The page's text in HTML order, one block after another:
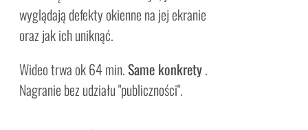
wyglądają defekty okienne na jej ekranie
oraz jak ich uniknąć.
Wideo trwa ok 64 min.Same konkrety.
Nagranie bez udziału "publiczności".